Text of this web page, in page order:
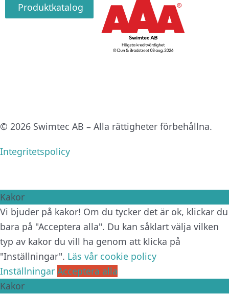
Produktkatalog
© 2026 Swimtec AB – Alla rättigheter förbehållna.
Integritetspolicy
Kakor
Vi bjuder på kakor! Om du tycker det är ok, klickar du
bara på "Acceptera alla". Du kan såklart välja vilken
typ av kakor du vill ha genom att klicka på
"Inställningar". Läs vår cookie policy
Inställningar Acceptera alla
Kakor